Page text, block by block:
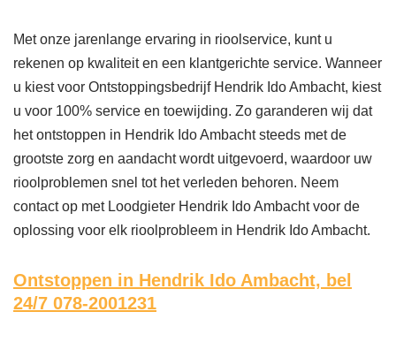
Met onze jarenlange ervaring in rioolservice, kunt u
rekenen op kwaliteit en een klantgerichte service. Wanneer
u kiest voor Ontstoppingsbedrijf Hendrik Ido Ambacht, kiest
u voor 100% service en toewijding. Zo garanderen wij dat
het ontstoppen in Hendrik Ido Ambacht steeds met de
grootste zorg en aandacht wordt uitgevoerd, waardoor uw
rioolproblemen snel tot het verleden behoren. Neem
contact op met Loodgieter Hendrik Ido Ambacht voor de
oplossing voor elk rioolprobleem in Hendrik Ido Ambacht.
Ontstoppen in Hendrik Ido Ambacht, bel
24/7 078-2001231